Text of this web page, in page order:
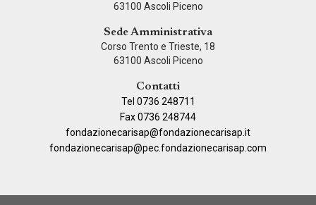
63100 Ascoli Piceno
Sede Amministrativa
Corso Trento e Trieste, 18
63100 Ascoli Piceno
Contatti
Tel 0736 248711
Fax 0736 248744
fondazionecarisap@fondazionecarisap.it
fondazionecarisap@pec.fondazionecarisap.com